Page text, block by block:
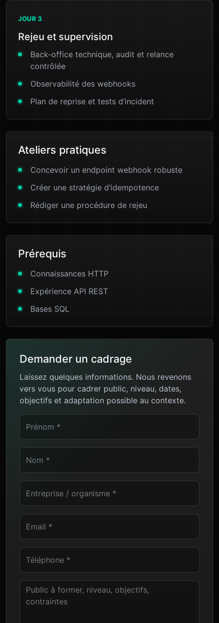
JOUR 3
Rejeu et supervision
Back-office technique, audit et relance
contrôlée
Observabilité des webhooks
Plan de reprise et tests d’incident
Ateliers pratiques
Concevoir un endpoint webhook robuste
Créer une stratégie d’idempotence
Rédiger une procédure de rejeu
Prérequis
Connaissances HTTP
Expérience API REST
Bases SQL
Demander un cadrage
Laissez quelques informations. Nous revenons
vers vous pour cadrer public, niveau, dates,
objectifs et adaptation possible au contexte.
Prénom
Nom
Entreprise ou organisme
Email professionnel
Téléphone
Public à former, niveau, objectifs et contraintes